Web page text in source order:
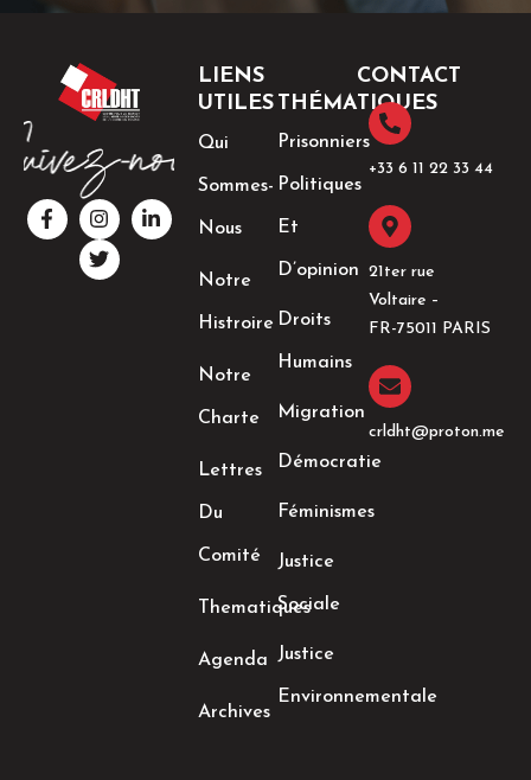
F
a
c
I
n
s
t
a
L
i
n
T
w
i
t
t
LIENS
UTILES
Qui
Sommes-
Nous
Notre
Histroire
Notre
Charte
Lettres
Du
Comité
Thematiques
Agenda
Archives
THÉMATIQUES
Prisonniers
Politiques
Et
D’opinion
Droits
Humains
Migration
Démocratie
Féminismes
Justice
Sociale
Justice
Environnementale
CONTACT
+33 6 11 22 33 44​
21ter rue
Voltaire –
FR-75011 PARIS
crldht@proton.me